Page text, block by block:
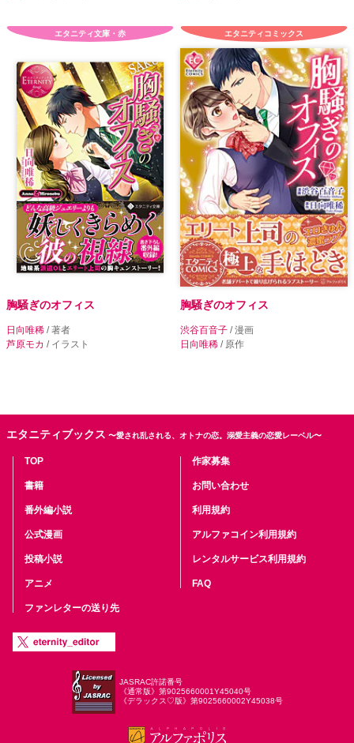
エタニティ文庫・赤
胸騒ぎのオフィス
日向唯稀 / 著者
芦原モカ / イラスト
エタニティコミックス
胸騒ぎのオフィス
渋谷百音子 / 漫画
日向唯稀 / 原作
エタニティブックス 〜愛され乱される、オトナの恋。溺愛主義の恋愛レーベル〜
TOP
書籍
番外編小説
公式漫画
投稿小説
アニメ
ファンレターの送り先
作家募集
お問い合わせ
利用規約
アルファコイン利用規約
レンタルサービス利用規約
FAQ
JASRAC許諾番号
《通常版》第9025660001Y45040号
《デラックス♡版》第9025660002Y45038号